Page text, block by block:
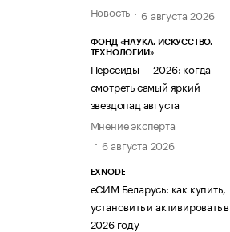
Новость
6 августа 2026
ФОНД «НАУКА. ИСКУССТВО.
ТЕХНОЛОГИИ»
Персеиды — 2026: когда
смотреть самый яркий
звездопад августа
Мнение эксперта
6 августа 2026
EXNODE
еСИМ Беларусь: как купить,
установить и активировать в
2026 году